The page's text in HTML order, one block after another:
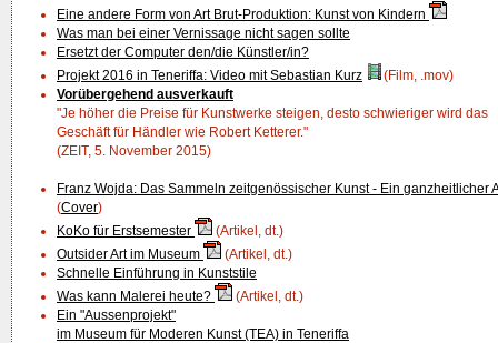
Eine andere Form von Art Brut-Produktion: Kunst von Kindern
Was man bei einer Vernissage nicht sagen sollte
Ersetzt der Computer den/die Künstler/in?
Projekt 2016 in Teneriffa: Video mit Sebastian Kurz
(Film, .mov)
Vorübergehend ausverkauft
"Je höher die Preise für Kunstwerke steigen, desto schwieriger wird das
Geschäft für Händler wie Robert Ketterer."
(ZEIT, 5. November 2015)
Franz Wojda: Das Sammeln zeitgenössischer Kunst - Ein ganzheitlicher
(Cover)
KoKo für Erstsemester
(Artikel, dt.)
Outsider Art im Museum
(Artikel, dt.)
Schnelle Einführung in Kunststile
Was kann Malerei heute?
(Artikel, dt.)
Ein "Aussenprojekt"
im Museum für Moderen Kunst (TEA) in Teneriffa